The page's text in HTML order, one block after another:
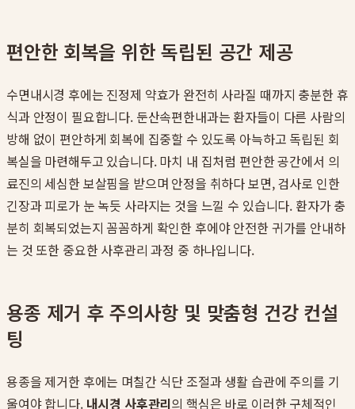
편안한 회복을 위한 독립된 공간 제공
수면내시경 후에는 진정제 약효가 완전히 사라질 때까지 충분한 휴
식과 안정이 필요합니다. 둔산속편한내과는 환자들이 다른 사람의
방해 없이 편안하게 회복에 집중할 수 있도록 아늑하고 독립된 회
복실을 마련해두고 있습니다. 마치 내 집처럼 편안한 공간에서 의
료진의 세심한 보살핌을 받으며 안정을 취하다 보면, 검사로 인한
긴장과 피로가 눈 녹듯 사라지는 것을 느낄 수 있습니다. 환자가 충
분히 회복되었는지 꼼꼼하게 확인한 후에야 안전한 귀가를 안내하
는 것 또한 중요한 사후관리 과정 중 하나입니다.
용종 제거 후 주의사항 및 맞춤형 건강 컨설
팅
용종을 제거한 후에는 며칠간 식단 조절과 생활 습관에 주의를 기
울여야 합니다. 내시경 사후관리의 핵심은 바로 이러한 구체적인